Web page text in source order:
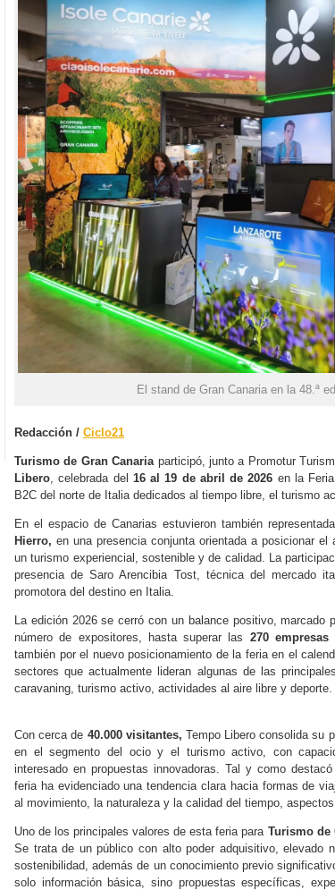
El stand de Gran Canaria en la 48.ª
Redacción / Ciclo21
Turismo de Gran Canaria participó, junto a Promotur
Libero , celebrada del 16 al 19 de abril de 2026 en la
B2C del norte de Italia dedicados al tiempo libre, el turismo
En el espacio de Canarias estuvieron también
Hierro, en una presencia conjunta orientada a posicionar
un turismo experiencial, sostenible y de calidad. La
presencia de Saro Arencibia Tost, técnica del mercado
promotora del destino en Italia.
La edición 2026 se cerró con un balance positivo, marcado
número de expositores, hasta superar las 270 empresas
también por el nuevo posicionamiento de la feria en el
sectores que actualmente lideran algunas de las
caravaning, turismo activo, actividades al aire libre y deporte.
Con cerca de 40.000 visitantes, Tempo Libero consolida su
en el segmento del ocio y el turismo activo, con
interesado en propuestas innovadoras. Tal y como
feria ha evidenciado una tendencia clara hacia formas de
al movimiento, la naturaleza y la calidad del tiempo,
Uno de los principales valores de esta feria para Turismo de
Se trata de un público con alto poder adquisitivo, elevado
sostenibilidad, además de un conocimiento previo
solo información básica, sino propuestas específicas,